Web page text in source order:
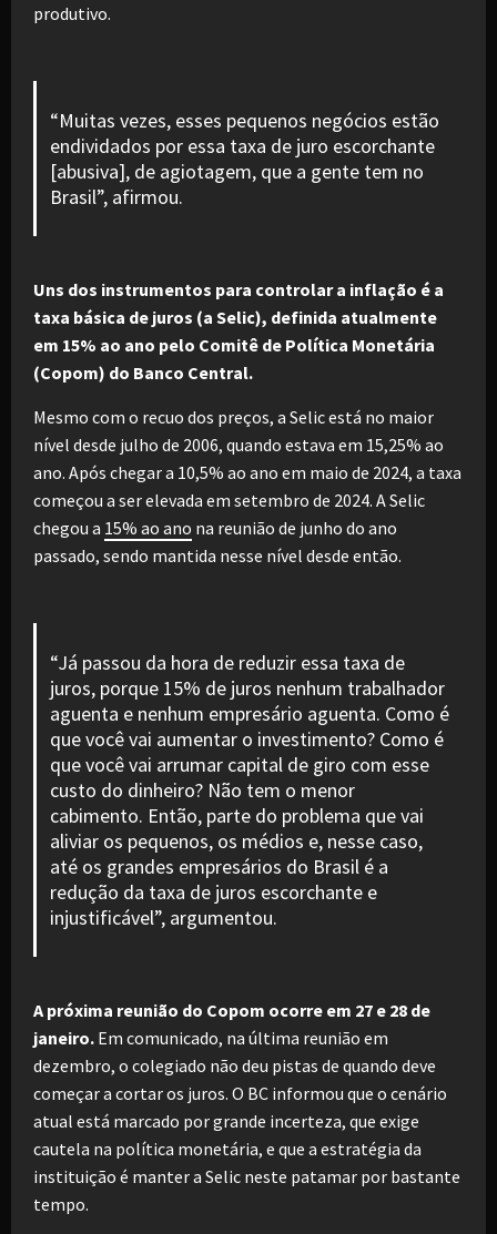
produtivo.
“Muitas vezes, esses pequenos negócios estão
endividados por essa taxa de juro escorchante
[abusiva], de agiotagem, que a gente tem no
Brasil”, afirmou.
Uns dos instrumentos para controlar a inflação é a
taxa básica de juros (a Selic), definida atualmente
em 15% ao ano pelo Comitê de Política Monetária
(Copom) do Banco Central.
Mesmo com o recuo dos preços, a Selic está no maior
nível desde julho de 2006, quando estava em 15,25% ao
ano. Após chegar a 10,5% ao ano em maio de 2024, a taxa
começou a ser elevada em setembro de 2024. A Selic
chegou a 15% ao ano na reunião de junho do ano
passado, sendo mantida nesse nível desde então.
“Já passou da hora de reduzir essa taxa de
juros, porque 15% de juros nenhum trabalhador
aguenta e nenhum empresário aguenta. Como é
que você vai aumentar o investimento? Como é
que você vai arrumar capital de giro com esse
custo do dinheiro? Não tem o menor
cabimento. Então, parte do problema que vai
aliviar os pequenos, os médios e, nesse caso,
até os grandes empresários do Brasil é a
redução da taxa de juros escorchante e
injustificável”, argumentou.
A próxima reunião do Copom ocorre em 27 e 28 de
janeiro. Em comunicado, na última reunião em
dezembro, o colegiado não deu pistas de quando deve
começar a cortar os juros. O BC informou que o cenário
atual está marcado por grande incerteza, que exige
cautela na política monetária, e que a estratégia da
instituição é manter a Selic neste patamar por bastante
tempo.